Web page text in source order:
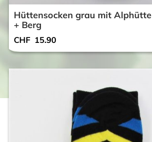
Hüttensocken grau mit Alphütte
+ Berg
CHF 15.90